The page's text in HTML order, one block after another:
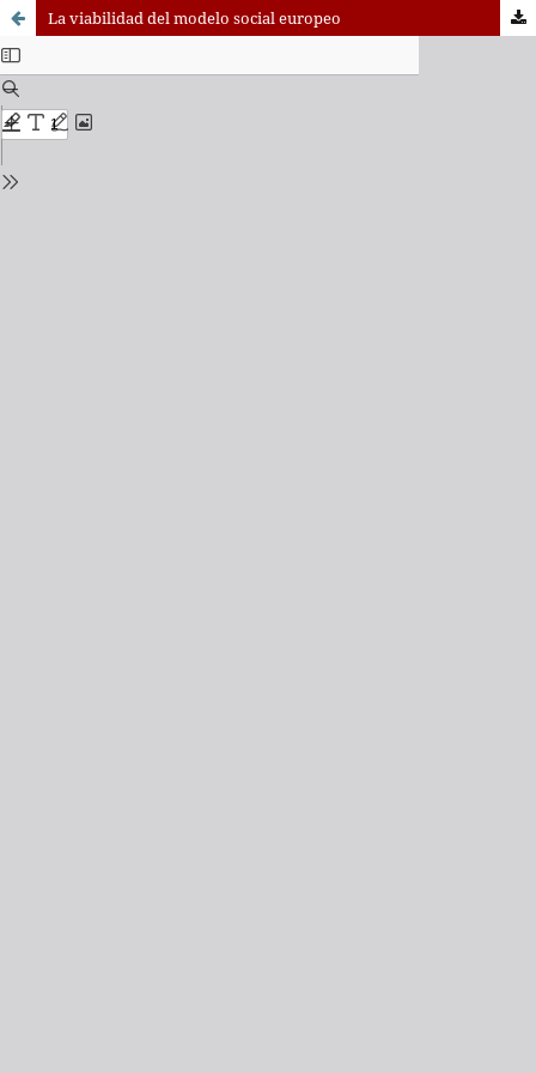
La viabilidad del modelo social europeo